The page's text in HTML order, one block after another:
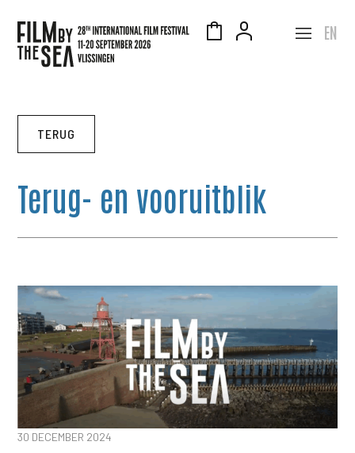
EN
TERUG
Terug- en vooruitblik
30 DECEMBER 2024